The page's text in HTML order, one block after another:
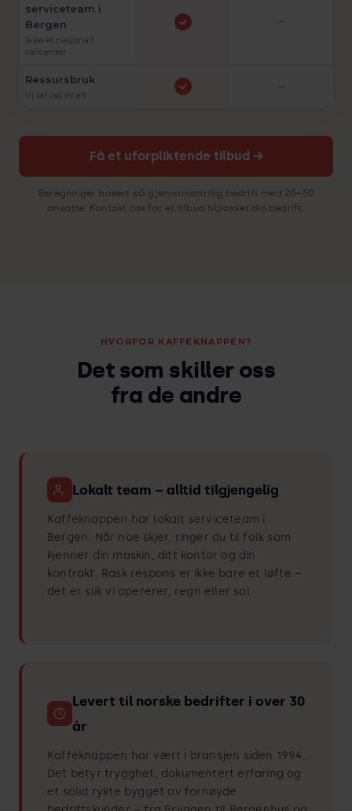
serviceteam i
Bergen
Ikke et nasjonalt
callcenter
–
Ressursbruk
Vi tar oss av alt
–
Få et uforpliktende tilbud →
Beregninger basert på gjennomsnittlig bedrift med 20–50
ansatte. Kontakt oss for et tilbud tilpasset din bedrift.
HVORFOR KAFFEKNAPPEN?
Det som skiller oss
fra de andre
Lokalt team – alltid tilgjengelig
Kaffeknappen har lokalt serviceteam i
Bergen. Når noe skjer, ringer du til folk som
kjenner din maskin, ditt kontor og din
kontrakt. Rask respons er ikke bare et løfte –
det er slik vi opererer, regn eller sol.
Levert til norske bedrifter i over 30
år
Kaffeknappen har vært i bransjen siden 1994.
Det betyr trygghet, dokumentert erfaring og
et solid rykte bygget av fornøyde